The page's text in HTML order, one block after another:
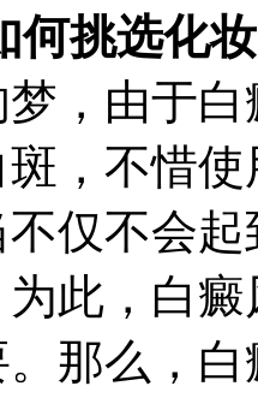
何挑选化
，由于
，不惜
仅不会
此，白
那么，